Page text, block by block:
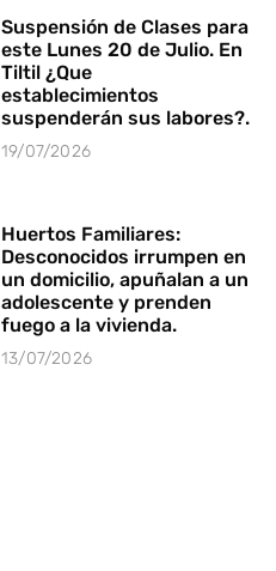
Suspensión de Clases para
este Lunes 20 de Julio. En
Tiltil ¿Que
establecimientos
suspenderán sus labores?.
19/07/2026
Huertos Familiares:
Desconocidos irrumpen en
un domicilio, apuñalan a un
adolescente y prenden
fuego a la vivienda.
13/07/2026